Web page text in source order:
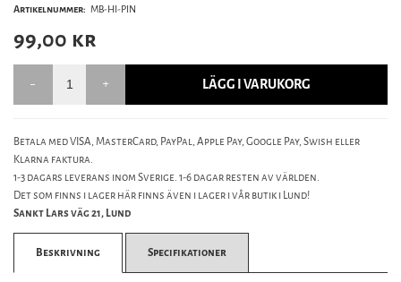
Artikelnummer: MB-HI-PIN
99,00 kr
LÄGG I VARUKORG
Betala med VISA, MasterCard, PayPal, Apple Pay, Google Pay, Swish eller
Klarna faktura.
1-3 dagars leverans inom Sverige. 1-6 dagar resten av världen.
Det som finns i lager här finns även i lager i vår butik i Lund!
Sankt Lars väg 21, Lund
Beskrivning Specifikationer